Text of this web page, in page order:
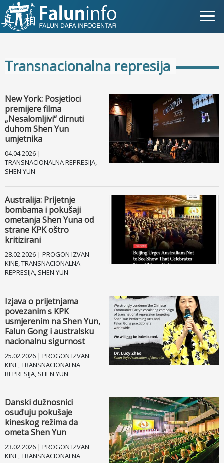
Zašto progon?
Objave za medije
Osobna iskustva
Najnovije vijesti
TV
Kontakt
Facebook
Drugi jezici
Transnacionalna represija
New York: Posjetioci
premijere filma
„Nesalomljivi“ dirnuti
duhom Shen Yun
umjetnika
04.04.2026 |
TRANSNACIONALNA REPRESIJA,
SHEN YUN
Australija: Prijetnje
bombama i pokušaji
ometanja Shen Yuna od
strane KPK oštro
kritizirani
28.02.2026 | PROGON IZVAN
KINE, TRANSNACIONALNA
REPRESIJA, SHEN YUN
Izjava o prijetnjama
povezanim s KPK
usmjerenim na Shen Yun,
Falun Gong i australsku
nacionalnu sigurnost
25.02.2026 | PROGON IZVAN
KINE, TRANSNACIONALNA
REPRESIJA, SHEN YUN
Danski dužnosnici
osuđuju pokušaje
kineskog režima da
ometa Shen Yun
23.02.2026 | PROGON IZVAN
KINE, TRANSNACIONALNA